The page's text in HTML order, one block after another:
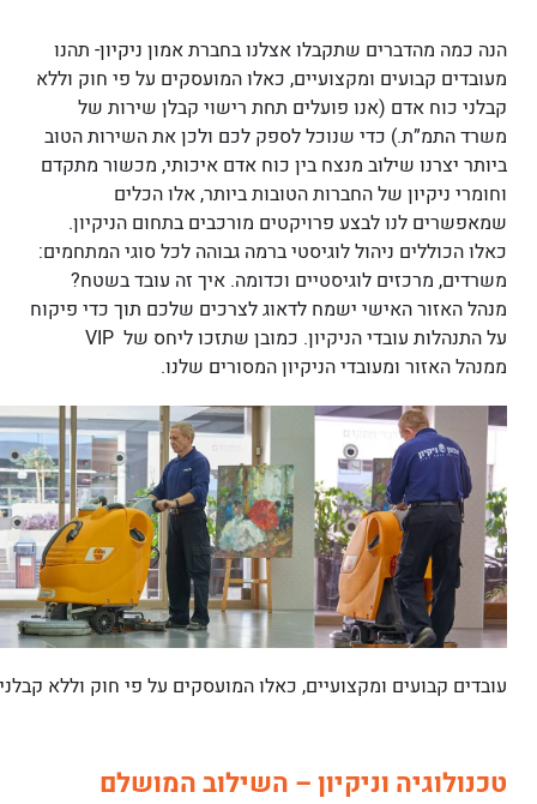
הנה כמה מהדברים שתקבלו אצלנו בחברת אמון ניקיון- תהנו
מעובדים קבועים ומקצועיים, כאלו המועסקים על פי חוק וללא
קבלני כוח אדם (אנו פועלים תחת רישוי קבלן שירות של
משרד התמ”ת.) כדי שנוכל לספק לכם ולכן את השירות הטוב
ביותר יצרנו שילוב מנצח בין כוח אדם איכותי, מכשור מתקדם
וחומרי ניקיון של החברות הטובות ביותר, אלו הכלים
שמאפשרים לנו לבצע פרויקטים מורכבים בתחום הניקיון.
כאלו הכוללים ניהול לוגיסטי ברמה גבוהה לכל סוגי המתחמים:
משרדים, מרכזים לוגיסטיים וכדומה. איך זה עובד בשטח?
מנהל האזור האישי ישמח לדאוג לצרכים שלכם תוך כדי פיקוח
על התנהלות עובדי הניקיון. כמובן שתזכו ליחס של VIP
ממנהל האזור ומעובדי הניקיון המסורים שלנו.
עובדים קבועים ומקצועיים, כאלו המועסקים על פי חוק וללא
טכנולוגיה וניקיון – השילוב המושלם